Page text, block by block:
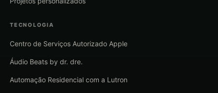
TECNOLOGIA
Centro de Serviços Autorizado Apple
Áudio Beats by dr. dre.
Automação Residencial com a Lutron